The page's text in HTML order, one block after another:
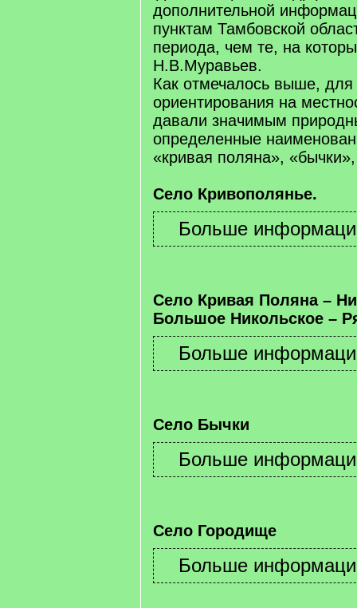
дополнительной
пунктам Тамбовской
периода, чем те, на
Н.В.Муравьев.
Как отмечалось выше, для
ориентирования на
давали значимым
определенные
«кривая поляна»,
Село Кривополянье.
Село Кривая Поляна –
Большое Никольское –
Село Бычки
Село Городище